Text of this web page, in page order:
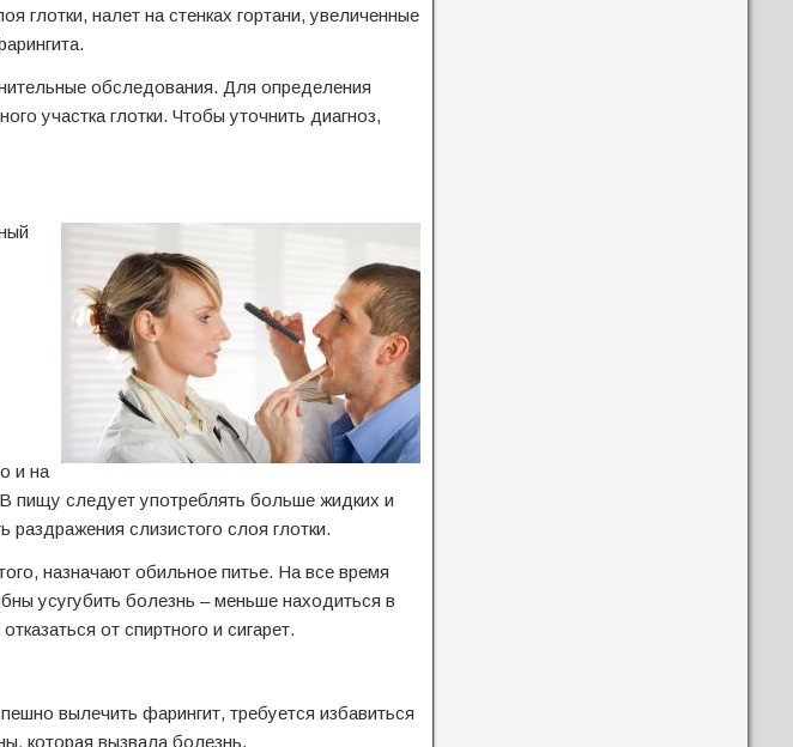
глотки, налет на стенках гортани, увеличенные
обследования. Для определения
участка глотки. Чтобы уточнить диагноз,
и на
пищу следует употреблять больше жидких и
слизистого слоя глотки.
назначают обильное питье. На все время
усугубить болезнь – меньше находиться в
от спиртного и сигарет.
вылечить фарингит, требуется избавиться
которая вызвала болезнь.